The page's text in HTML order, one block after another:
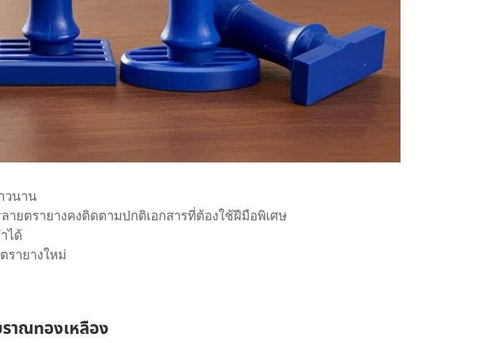
วนาน
ายตรายางคงติดตามปกติเอกสารที่ต้องใช้ฝีมือพิเศษ
ได้
รายางใหม่
ราณทองเหลือง